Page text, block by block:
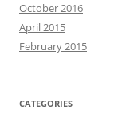
October 2016
April 2015
February 2015
CATEGORIES